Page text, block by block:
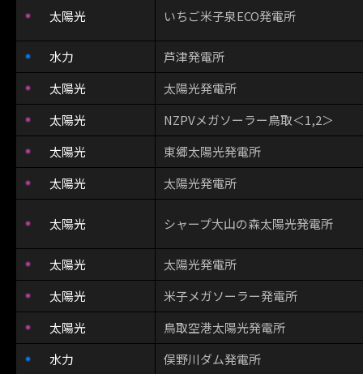
太陽光 いちご米子泉ECO発電所
水力
芦津発電所
太陽光
太陽光発電所
太陽光
NZPVメガソーラー鳥取＜1,2＞
太陽光
東郷太陽光発電所
太陽光
太陽光発電所
太陽光 シャープ大山の森太陽光発電所
太陽光
太陽光発電所
太陽光
米子メガソーラー発電所
太陽光
鳥取空港太陽光発電所
水力
俣野川ダム発電所